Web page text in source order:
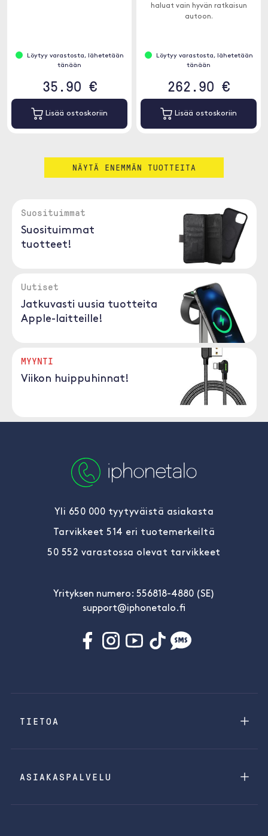
Löytyy varastosta, lähetetään
tänään
35.90 €
Lisää ostoskoriin
haluat vain hyvän ratkaisun
autoon.
Löytyy varastosta, lähetetään
tänään
262.90 €
Lisää ostoskoriin
NÄYTÄ ENEMMÄN TUOTTEITA
Suosituimmat
Suosituimmat
tuotteet!
Uutiset
Jatkuvasti uusia tuotteita
Apple-laitteille!
MYYNTI
Viikon huippuhinnat!
Yli 650 000 tyytyväistä asiakasta
Tarvikkeet 514 eri tuotemerkeiltä
50 552 varastossa olevat tarvikkeet
Yrityksen numero: 556818-4880 (SE)
support@iphonetalo.fi
TIETOA
ASIAKASPALVELU